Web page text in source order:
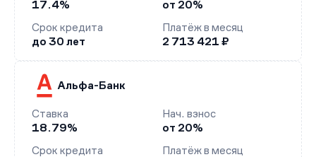
17.4%
от 20%
Срок кредита
до 30 лет
Платёж в месяц
2 713 421 ₽
Альфа-Банк
Ставка
18.79%
Нач. взнос
от 20%
Срок кредита
Платёж в месяц